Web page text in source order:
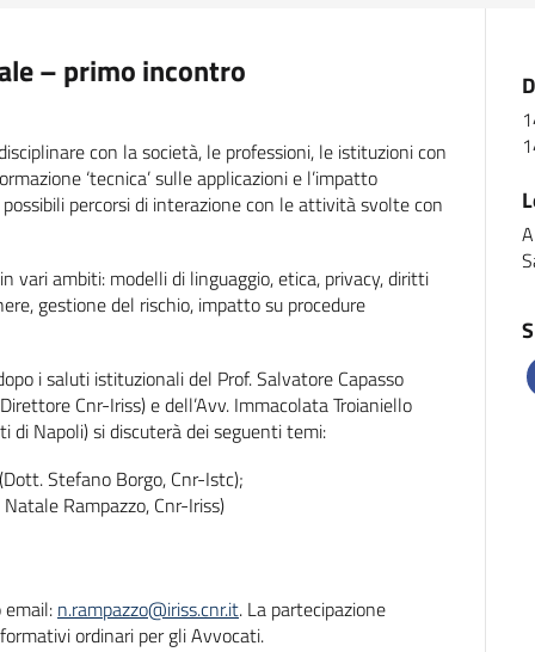
– primo incontro
con la società, le professioni, le istituzioni con
‘tecnica’ sulle applicazioni e l’impatto
percorsi di interazione con le attività svolte con
ambiti: modelli di linguaggio, etica, privacy, diritti
gestione del rischio, impatto su procedure
i saluti istituzionali del Prof. Salvatore Capasso
Cnr-Iriss) e dell’Avv. Immacolata Troianiello
di Napoli) si discuterà dei seguenti temi:
(Dott. Stefano Borgo, Cnr-Istc);
Rampazzo, Cnr-Iriss)
email: n.rampazzo@iriss.cnr.it. La partecipazione
ordinari per gli Avvocati.